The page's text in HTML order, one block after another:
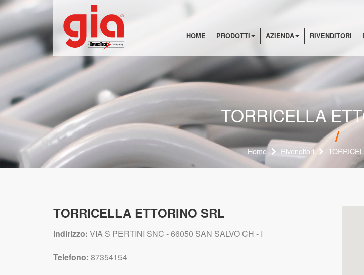
HOME PRODOTTI AZIENDA RIVENDITORI
TORRICELLA
Home Rivenditori
TORRICELLA ETTORINO SRL
Indirizzo: VIA S PERTINI SNC - 66050 SAN SALVO CH - I
Telefono: 87354154